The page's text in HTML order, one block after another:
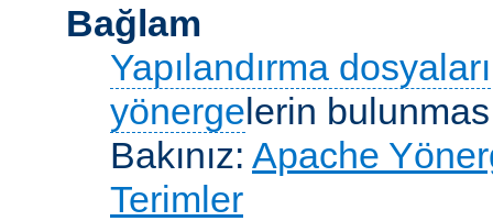
Bağlam
Yapılandırma dosyaları
yönergelerin
Bakınız: Apache
Terimler